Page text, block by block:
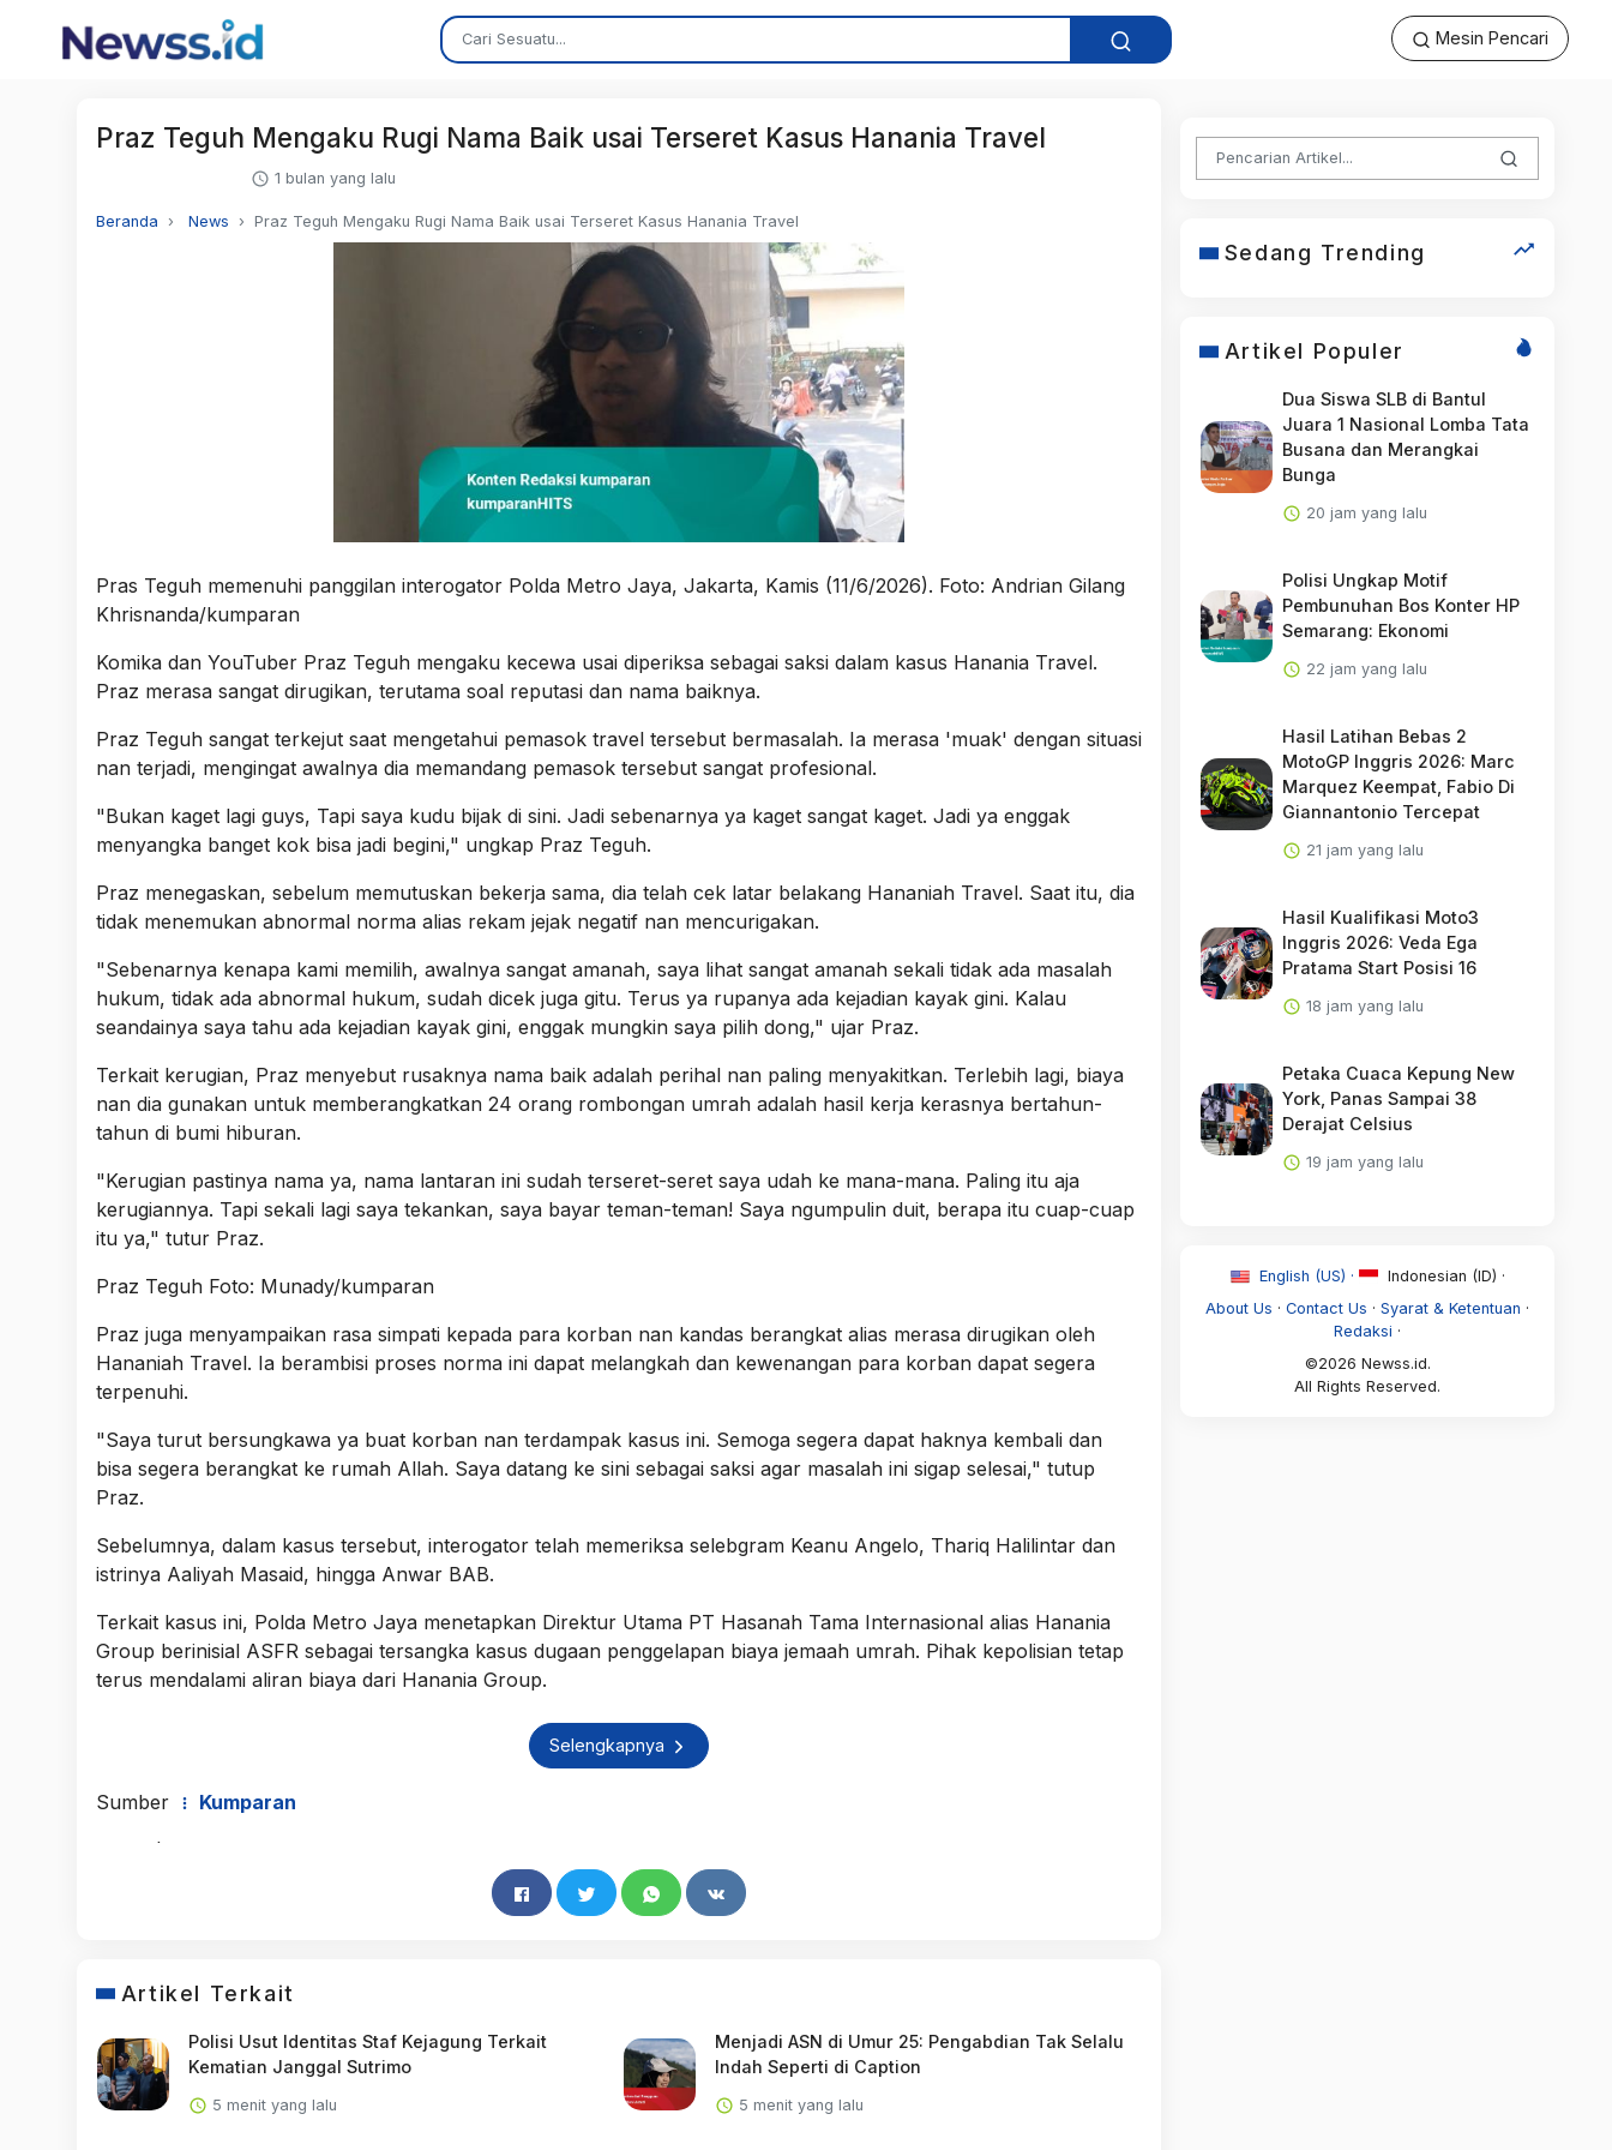
Mesin Pencari
Praz Teguh Mengaku Rugi Nama Baik usai Terseret Kasus Hanania Travel
1 bulan yang lalu
Beranda News Praz Teguh Mengaku Rugi Nama Baik usai Terseret Kasus Hanania Travel
Pras Teguh memenuhi panggilan interogator Polda Metro Jaya, Jakarta, Kamis (11/6/2026). Foto: Andrian Gilang
Khrisnanda/kumparan
Komika dan YouTuber Praz Teguh mengaku kecewa usai diperiksa sebagai saksi dalam kasus Hanania Travel.
Praz merasa sangat dirugikan, terutama soal reputasi dan nama baiknya.
Praz Teguh sangat terkejut saat mengetahui pemasok travel tersebut bermasalah. Ia merasa 'muak' dengan situasi
nan terjadi, mengingat awalnya dia memandang pemasok tersebut sangat profesional.
"Bukan kaget lagi guys, Tapi saya kudu bijak di sini. Jadi sebenarnya ya kaget sangat kaget. Jadi ya enggak
menyangka banget kok bisa jadi begini," ungkap Praz Teguh.
Praz menegaskan, sebelum memutuskan bekerja sama, dia telah cek latar belakang Hananiah Travel. Saat itu, dia
tidak menemukan abnormal norma alias rekam jejak negatif nan mencurigakan.
"Sebenarnya kenapa kami memilih, awalnya sangat amanah, saya lihat sangat amanah sekali tidak ada masalah
hukum, tidak ada abnormal hukum, sudah dicek juga gitu. Terus ya rupanya ada kejadian kayak gini. Kalau
seandainya saya tahu ada kejadian kayak gini, enggak mungkin saya pilih dong," ujar Praz.
Terkait kerugian, Praz menyebut rusaknya nama baik adalah perihal nan paling menyakitkan. Terlebih lagi, biaya
nan dia gunakan untuk memberangkatkan 24 orang rombongan umrah adalah hasil kerja kerasnya bertahun-
tahun di bumi hiburan.
"Kerugian pastinya nama ya, nama lantaran ini sudah terseret-seret saya udah ke mana-mana. Paling itu aja
kerugiannya. Tapi sekali lagi saya tekankan, saya bayar teman-teman! Saya ngumpulin duit, berapa itu cuap-cuap
itu ya," tutur Praz.
Praz Teguh Foto: Munady/kumparan
Praz juga menyampaikan rasa simpati kepada para korban nan kandas berangkat alias merasa dirugikan oleh
Hananiah Travel. Ia berambisi proses norma ini dapat melangkah dan kewenangan para korban dapat segera
terpenuhi.
"Saya turut bersungkawa ya buat korban nan terdampak kasus ini. Semoga segera dapat haknya kembali dan
bisa segera berangkat ke rumah Allah. Saya datang ke sini sebagai saksi agar masalah ini sigap selesai," tutup
Praz.
Sebelumnya, dalam kasus tersebut, interogator telah memeriksa selebgram Keanu Angelo, Thariq Halilintar dan
istrinya Aaliyah Masaid, hingga Anwar BAB.
Terkait kasus ini, Polda Metro Jaya menetapkan Direktur Utama PT Hasanah Tama Internasional alias Hanania
Group berinisial ASFR sebagai tersangka kasus dugaan penggelapan biaya jemaah umrah. Pihak kepolisian tetap
terus mendalami aliran biaya dari Hanania Group.
Selengkapnya
Sumber Kumparan
Artikel Terkait
Polisi Usut Identitas Staf Kejagung Terkait
Kematian Janggal Sutrimo
5 menit yang lalu
Menjadi ASN di Umur 25: Pengabdian Tak Selalu
Indah Seperti di Caption
5 menit yang lalu
Sedang Trending
Artikel Populer
Dua Siswa SLB di Bantul
Juara 1 Nasional Lomba Tata
Busana dan Merangkai
Bunga
20 jam yang lalu
Polisi Ungkap Motif
Pembunuhan Bos Konter HP
Semarang: Ekonomi
22 jam yang lalu
Hasil Latihan Bebas 2
MotoGP Inggris 2026: Marc
Marquez Keempat, Fabio Di
Giannantonio Tercepat
21 jam yang lalu
Hasil Kualifikasi Moto3
Inggris 2026: Veda Ega
Pratama Start Posisi 16
18 jam yang lalu
Petaka Cuaca Kepung New
York, Panas Sampai 38
Derajat Celsius
19 jam yang lalu
English (US) ·
Indonesian (ID) ·
About Us · Contact Us · Syarat & Ketentuan ·
Redaksi ·
©2026 Newss.id.
All Rights Reserved.